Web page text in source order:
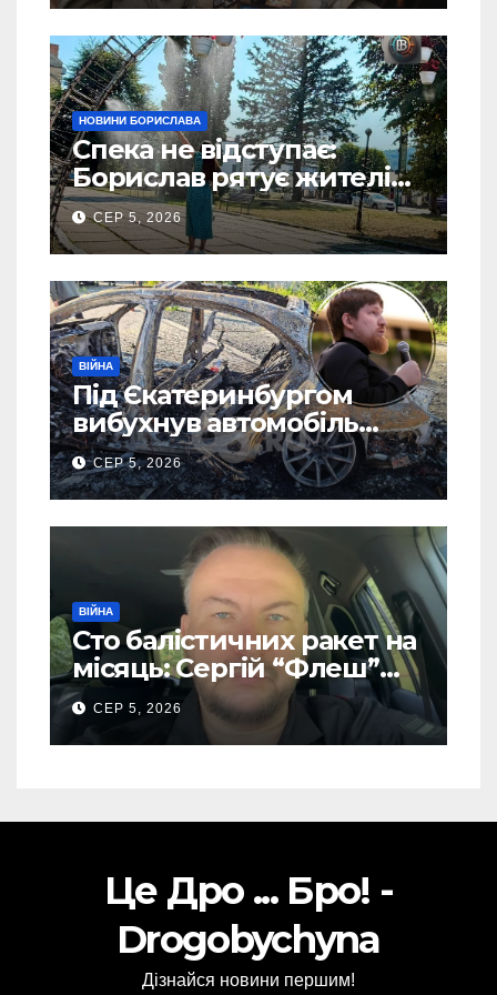
НОВИНИ БОРИСЛАВА
Спека не відступає:
Борислав рятує жителів
від рекордної спеки
(Фото)
СЕР 5, 2026
ВІЙНА
Під Єкатеринбургом
вибухнув автомобіль
голови компанії-
виробника дронів “Упир”
– перші подробиці
СЕР 5, 2026
ВІЙНА
Сто балістичних ракет на
місяць: Сергій “Флеш”
закликав українців
готуватися до гіршого
СЕР 5, 2026
Це Дро ... Бро! -
Drogobychyna
Дізнайся новини першим!